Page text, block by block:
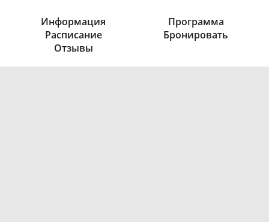
Информация
Программа
Расписание
Бронировать
Отзывы